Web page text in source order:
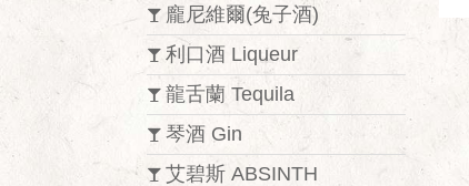
龐尼維爾(兔子酒)
利口酒 Liqueur
龍舌蘭 Tequila
琴酒 Gin
艾碧斯 ABSINTH